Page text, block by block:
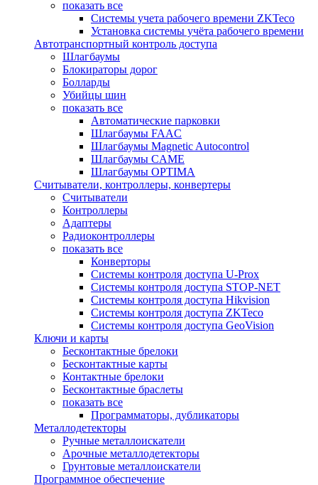
показать все
Системы учета рабочего времени ZKTeco
Установка системы учёта рабочего времени
Автотранспортный контроль доступа
Шлагбаумы
Блокираторы дорог
Болларды
Убийцы шин
показать все
Автоматические парковки
Шлагбаумы FAAC
Шлагбаумы Magnetic Autocontrol
Шлагбаумы CAME
Шлагбаумы OPTIMA
Считыватели, контроллеры, конвертеры
Считыватели
Контроллеры
Адаптеры
Радиоконтроллеры
показать все
Конверторы
Системы контроля доступа U-Prox
Системы контроля доступа STOP-NET
Системы контроля доступа Hikvision
Системы контроля доступа ZKTeco
Системы контроля доступа GeoVision
Ключи и карты
Бесконтактные брелоки
Бесконтактные карты
Контактные брелоки
Бесконтактные браслеты
показать все
Программаторы, дубликаторы
Металлодетекторы
Ручные металлоискатели
Арочные металлодетекторы
Грунтовые металлоискатели
Программное обеспечение